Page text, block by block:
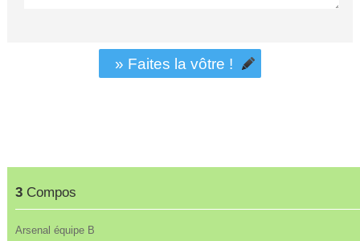
3Compos
Arsenal équipe B
» Faites la vôtre !